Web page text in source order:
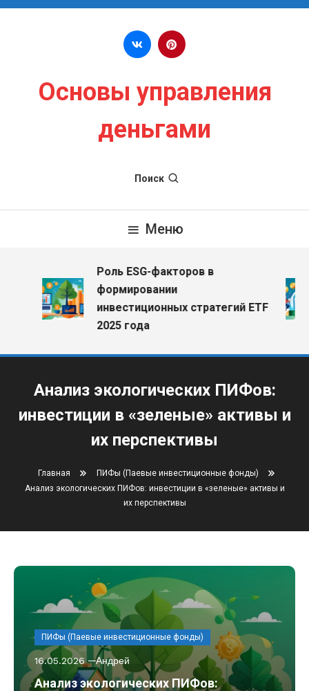
Перейти к содержимому
Основы управления
деньгами
Поиск
Меню
Роль ESG-факторов в
формировании
инвестиционных стратегий ETF
2025 года
Анализ экологических ПИФов:
инвестиции в «зеленые» активы и
их перспективы
Главная
ПИФы (Паевые инвестиционные фонды)
Анализ экологических ПИФов: инвестиции в «зеленые» активы и
их перспективы
ПИФы (Паевые инвестиционные фонды)
16.05.2026 Андрей
Анализ экологических ПИФов: